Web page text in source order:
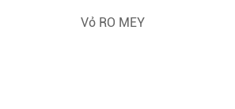
Vỏ RO MEY